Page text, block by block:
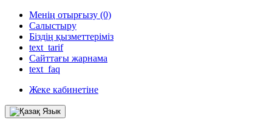
Менің отырғызу (0)
Салыстыру
Біздің қызметтеріміз
text_tarif
Сайттағы жарнама
text_faq
Жеке кабинетіне
Язык